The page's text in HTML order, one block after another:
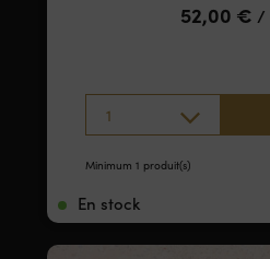
52,00 € /
1
Minimum 1 produit(s)
En stock